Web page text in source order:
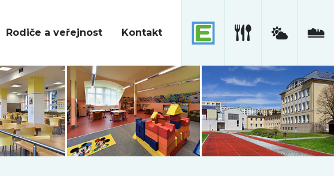
Rodiče a veřejnost Kontakt